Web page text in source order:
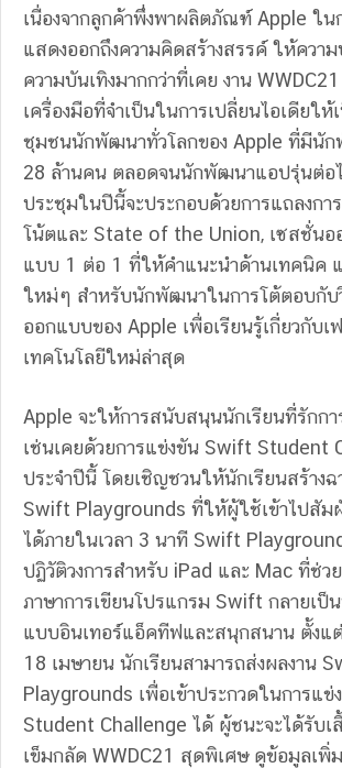
เนื่องจากลูกค้าพึ่งพาผลิตภัณฑ์ Apple ใน
แสดงออกถึงความคิดสร้างสรรค์ ให้ควา
ความบันเทิงมากกว่าที่เคย งาน
เครื่องมือที่จำเป็นในการเปลี่ยนไอเดียให้
ชุมชนนักพัฒนาทั่วโลกของ Apple ที่มีนัก
28 ล้านคน ตลอดจนนักพัฒนาแอปรุ่นต่อ
ประชุมในปีนี้จะประกอบด้วยการแถลงกา
โน้ตและ State of the Union, เซสชั่นอ
แบบ 1 ต่อ 1 ที่ให้คำแนะนำด้านเทคนิค แ
ใหม่ๆ สำหรับนักพัฒนาในการโต้ตอบกับ
ออกแบบของ Apple เพื่อเรียนรู้เกี่ยวกับเ
เทคโนโลยีใหม่ล่าสุด
Apple จะให้การสนับสนุนนักเรียนที่รักก
เช่นเคยด้วยการแข่งขัน Swift Student
ประจำปีนี้ โดยเชิญชวนให้นักเรียนสร้าง
Swift Playgrounds ที่ให้ผู้ใช้เข้าไปสั
ได้ภายในเวลา 3 นาที Swift
ปฏิวัติวงการสำหรับ iPad และ Mac ที่ช่ว
ภาษาการเขียนโปรแกรม Swift กลายเป็
แบบอินเทอร์แอ็คทีฟและสนุกสนาน ตั้งแ
18 เมษายน นักเรียนสามารถส่งผลงาน
Playgrounds เพื่อเข้าประกวดในการแ
Student Challenge ได้ ผู้ชนะจะได้รับ
เข็มกลัด WWDC21 สุดพิเศษ ดูข้อมูลเพิ่